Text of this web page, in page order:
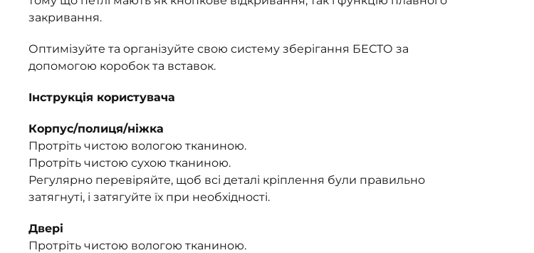
закривання.
Оптимізуйте та організуйте свою систему зберігання БЕСТО за
допомогою коробок та вставок.
Інструкція користувача
Корпус/полиця/ніжка
Протріть чистою вологою тканиною.
Протріть чистою сухою тканиною.
Регулярно перевіряйте, щоб всі деталі кріплення були правильно
затягнуті, і затягуйте їх при необхідності.
Двері
Протріть чистою вологою тканиною.